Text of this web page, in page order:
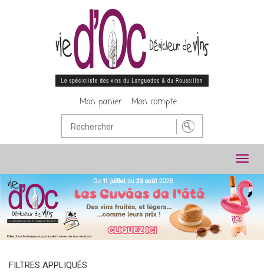
Mon panier Mon compte
FILTRES APPLIQUÉS